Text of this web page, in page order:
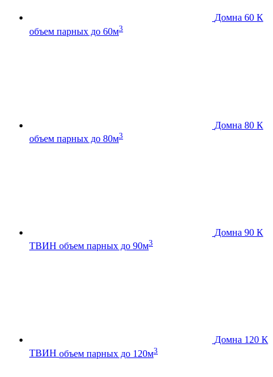
Домна 60 К
объем парных до 60м3
Домна 80 К
объем парных до 80м3
Домна 90 К
ТВИН объем парных до 90м3
Домна 120 К
ТВИН объем парных до 120м3